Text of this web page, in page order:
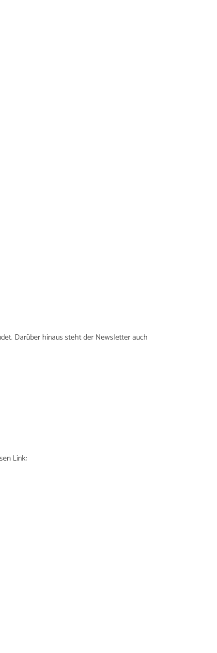
Darüber hinaus steht der Newsletter auch
Link: